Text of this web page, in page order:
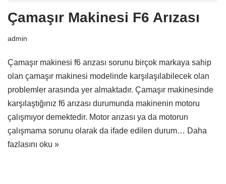
Çamaşır Makinesi F6 Arızası
admin
Çamaşır makinesi f6 arızası sorunu birçok markaya sahip
olan çamaşır makinesi modelinde karşılaşılabilecek olan
problemler arasında yer almaktadır. Çamaşır makinesinde
karşılaştığınız f6 arızası durumunda makinenin motoru
çalışmıyor demektedir. Motor arızası ya da motorun
çalışmama sorunu olarak da ifade edilen durum… Daha
fazlasını oku »